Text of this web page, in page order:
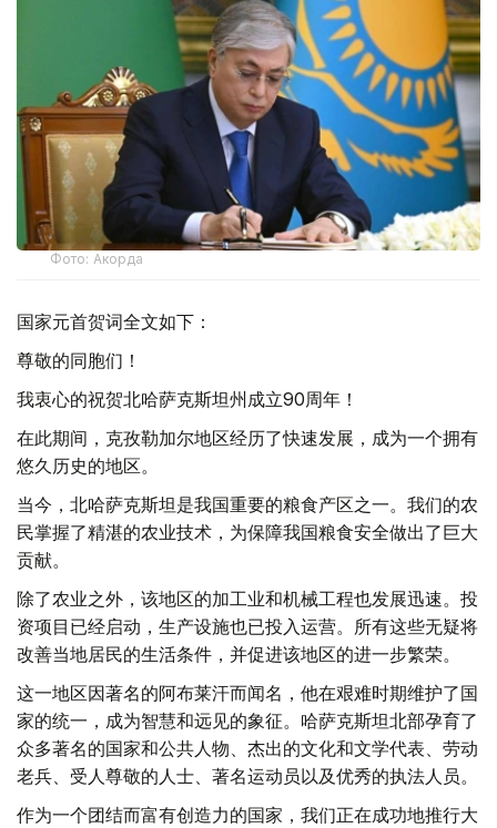
Фото: Акорда
国家元首贺词全文如下：
尊敬的同胞们！
我衷心的祝贺北哈萨克斯坦州成立90周年！
在此期间，克孜勒加尔地区经历了快速发展，成为一个拥有
悠久历史的地区。
当今，北哈萨克斯坦是我国重要的粮食产区之一。我们的农
民掌握了精湛的农业技术，为保障我国粮食安全做出了巨大
贡献。
除了农业之外，该地区的加工业和机械工程也发展迅速。投
资项目已经启动，生产设施也已投入运营。所有这些无疑将
改善当地居民的生活条件，并促进该地区的进一步繁荣。
这一地区因著名的阿布莱汗而闻名，他在艰难时期维护了国
家的统一，成为智慧和远见的象征。哈萨克斯坦北部孕育了
众多著名的国家和公共人物、杰出的文化和文学代表、劳动
老兵、受人尊敬的人士、著名运动员以及优秀的执法人员。
作为一个团结而富有创造力的国家，我们正在成功地推行大